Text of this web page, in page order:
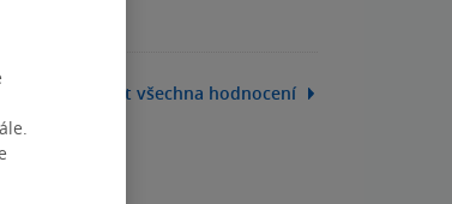
Zobrazit všechna hodnocení